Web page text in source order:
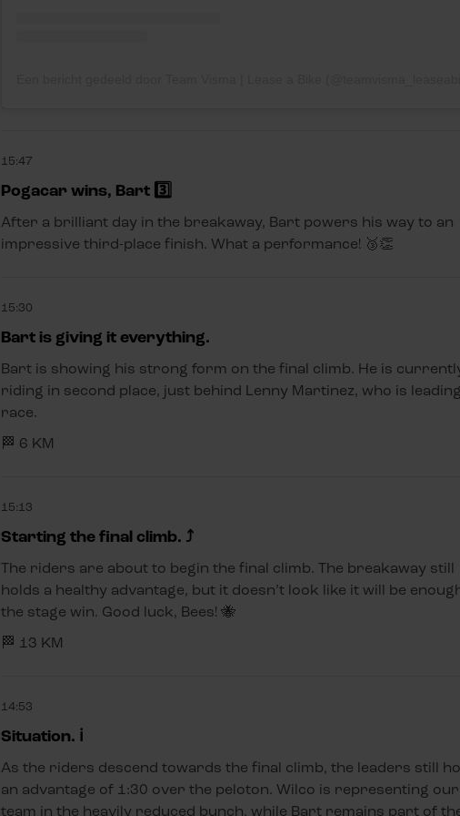
15:47
Pogacar wins, Bart 3️⃣
After a brilliant day in the breakaway, Bart powers his way to an
impressive third-place finish. What a performance! 🥉👏
15:30
Bart is giving it everything.
Bart is showing his strong form on the final climb. He is
riding in second place, just behind Lenny Martinez, who is
race.
🏁 6 KM
15:13
Starting the final climb. ⤴️
The riders are about to begin the final climb. The breakaway still
holds a healthy advantage, but it doesn’t look like it will be
the stage win. Good luck, Bees! 🐝
🏁 13 KM
14:53
Situation. ℹ️
As the riders descend towards the final climb, the leaders still
an advantage of 1:30 over the peloton. Wilco is representing our
team in the heavily reduced bunch, while Bart remains part of